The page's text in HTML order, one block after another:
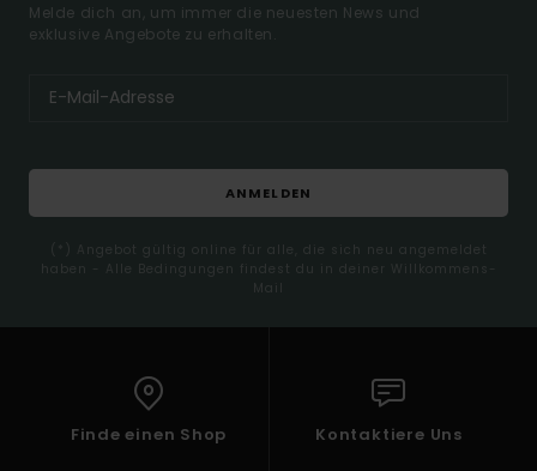
Melde dich an, um immer die neuesten News und
exklusive Angebote zu erhalten.
ANMELDEN
(*) Angebot gültig online für alle, die sich neu angemeldet
haben - Alle Bedingungen findest du in deiner Willkommens-
Mail
Finde einen Shop Kontaktiere Uns